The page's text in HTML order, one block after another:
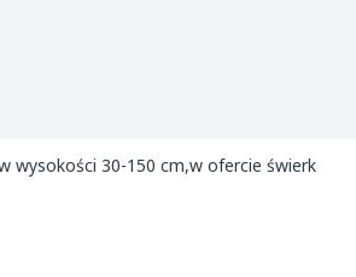
wysokości 30-150 cm,w ofercie świerk